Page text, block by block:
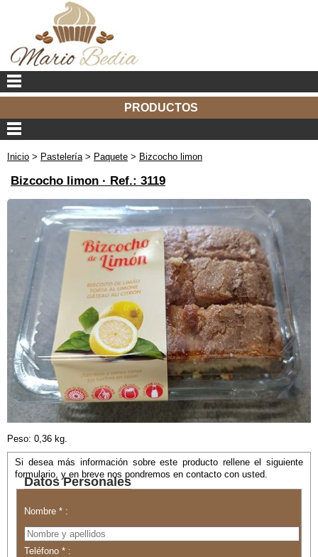
PRODUCTOS
Inicio > Pastelería> Paquete > Bizcocho limon
Bizcocho limon · Ref.: 3119
Peso: 0,36 kg.
Si desea más información sobre este producto rellene el siguiente
formulario, y en breve nos pondremos en contacto con usted.
Datos Personales
Nombre * :
Teléfono * :